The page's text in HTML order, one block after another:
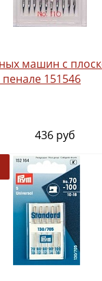
машин с
151546
436 руб